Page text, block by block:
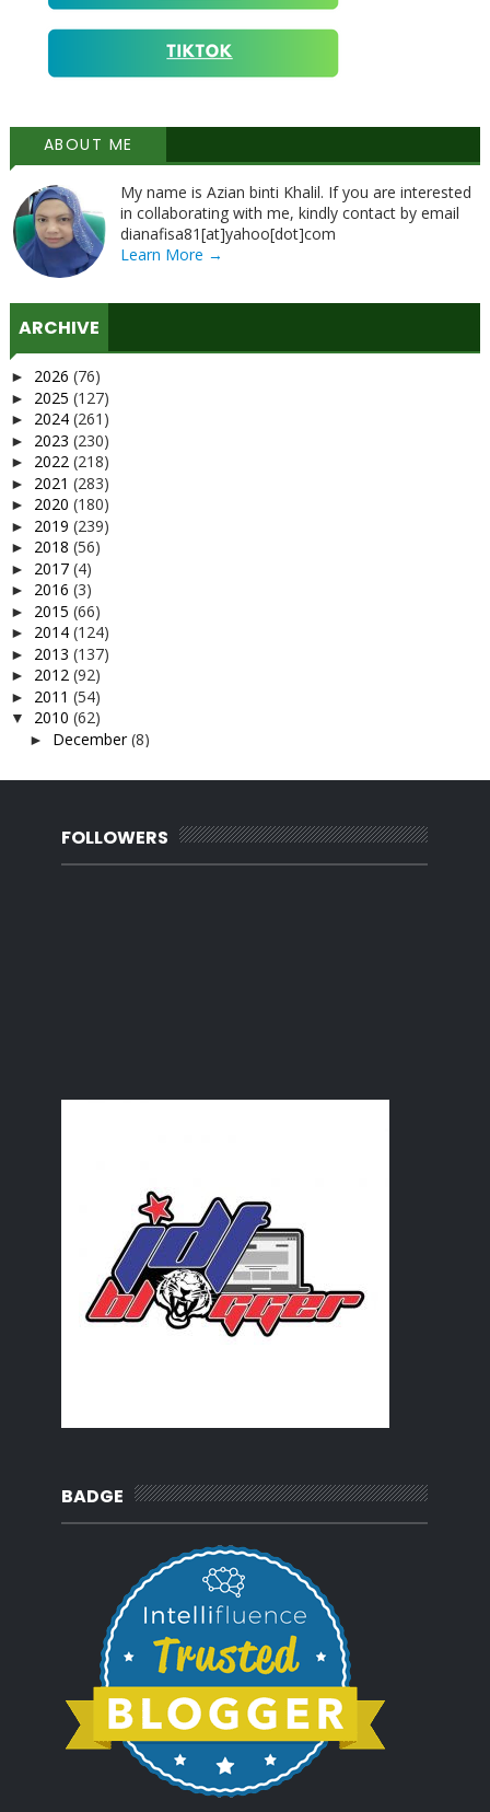
ABOUT ME
My name is Azian binti Khalil. If you are interested
in collaborating with me, kindly contact by email
dianafisa81[at]yahoo[dot]com
Learn More →
ARCHIVE
► 2026 (76)
► 2025 (127)
► 2024 (261)
► 2023 (230)
► 2022 (218)
► 2021 (283)
► 2020 (180)
► 2019 (239)
► 2018 (56)
► 2017 (4)
► 2016 (3)
► 2015 (66)
► 2014 (124)
► 2013 (137)
► 2012 (92)
► 2011 (54)
▼ 2010 (62)
► December(8)
▼October(17)
Pesta buku Alaf 21
Review Zoo Johor
cloud in Construction drawing
FOLLOWERS
BADGE